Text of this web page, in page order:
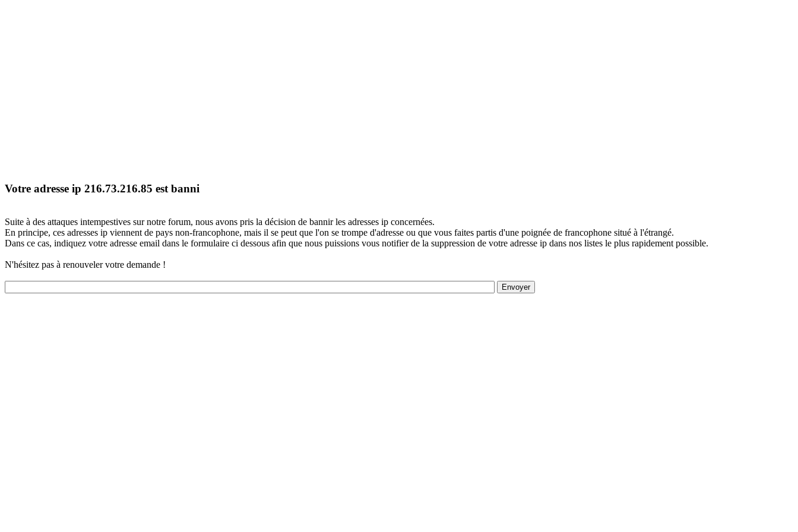
Votre adresse ip 216.73.216.85 est banni
Suite à des attaques intempestives sur notre forum, nous avons pris la décision de bannir les adresses ip concernées.
En principe, ces adresses ip viennent de pays non-francophone, mais il se peut que l'on se trompe d'adresse ou que vous faites partis d'une poignée de francophone situé à l'étrangé.
Dans ce cas, indiquez votre adresse email dans le formulaire ci dessous afin que nous puissions vous notifier de la suppression de votre adresse ip dans nos listes le plus rapidement possible.
N'hésitez pas à renouveler votre demande !